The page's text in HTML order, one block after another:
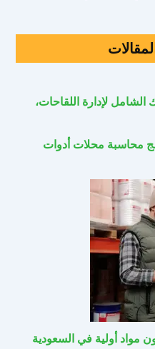
الشامل لإدارة اللقاحات،
محاسبة محلات أدوات
مواد أولية في السعودية